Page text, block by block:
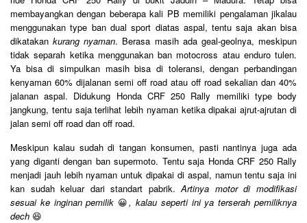
membayangkan dengan beberapa kali PB memiliki pengalaman jikalau
menggunakan type ban dual sport diatas aspal, tentu saja akan bisa
dikatakankurang nyaman. Berasa masih ada geal-geolnya, meskipun
tidak separah ketika menggunakan ban motocross atau enduro tulen.
Ya bisa di simpulkan masih bisa di toleransi, dengan perbandingan
kenyaman 60% dijalanan semi off road atau off road sekalian dan 40%
jalanan aspal. Didukung Honda CRF 250 Rally memiliki type body
jangkung, tentu saja terlihat lebih nyaman ketika dipakai ajrut-ajrutan di
jalan semi off road dan off road.
Meskipun kalau sudah di tangan konsumen, pasti nantinya juga ada
yang diganti dengan ban supermoto. Tentu saja Honda CRF 250 Rally
menjadi jauh lebih nyaman untuk dipakai di aspal, namun tentu saja ini
kan sudah keluar dari standart pabrik.Artinya motor di modifikasi
sesuai ke inginan pemilik 😀 , kalau seperti ini ya terserah pemiliknya
dech 😆